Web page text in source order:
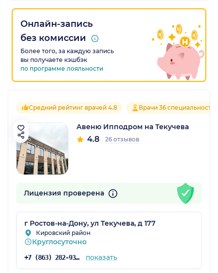
Онлайн-запись
без комиссии
Более того, за каждую запись
вы получаете кэшбэк
по программе лояльности
Средний рейтинг врачей 4.8 Врачи 36
Авеню Ипподром на Текучева
4.8 26 отзывов
Лицензия проверена
г Ростов-на-Дону, ул Текучева, д 177
Кировский район
Круглосуточно
+7 (863) 282-93-77 показать